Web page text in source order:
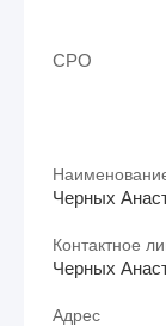
СРО
Черных
Контактное
Черных
Адрес